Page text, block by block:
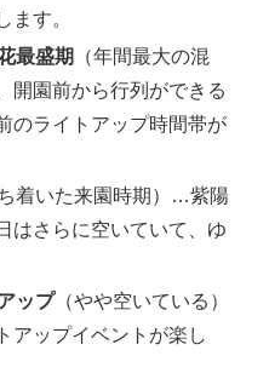
ます。
最盛期
（年間最大の混
園前から行列ができる
のライトアップ時間帯が
ち着いた来園時期）…紫陽
はさらに空いていて、ゆ
ップ（やや空いている）
アップイベントが楽し